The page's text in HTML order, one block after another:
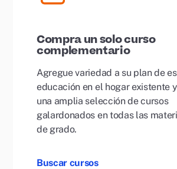
Compra un solo curso
complementario
Agregue variedad a su plan de
educación en el hogar existente
una amplia selección de cursos
galardonados en todas las
de grado.
Buscar cursos